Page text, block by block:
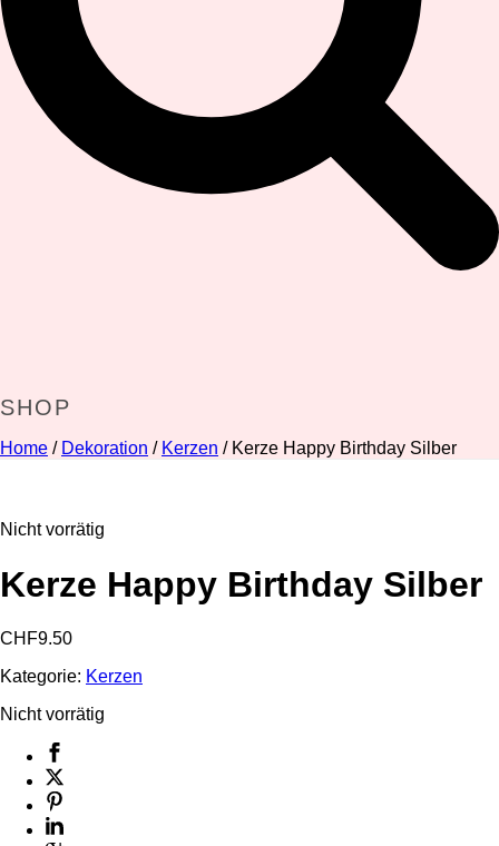
SHOP
Home / Dekoration / Kerzen / Kerze Happy Birthday Silber
Nicht vorrätig
Kerze Happy Birthday Silber
CHF9.50
Kategorie: Kerzen
Nicht vorrätig